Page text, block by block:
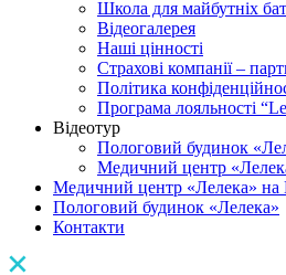
Школа для майбутніх
Відеогалерея
Наші цінності
Страхові компанії –
Політика
Програма лояльності
Відеотур
Пологовий будинок
Медичний центр
Медичний центр «Лелека» на
Пологовий будинок «Лелека»
Контакти